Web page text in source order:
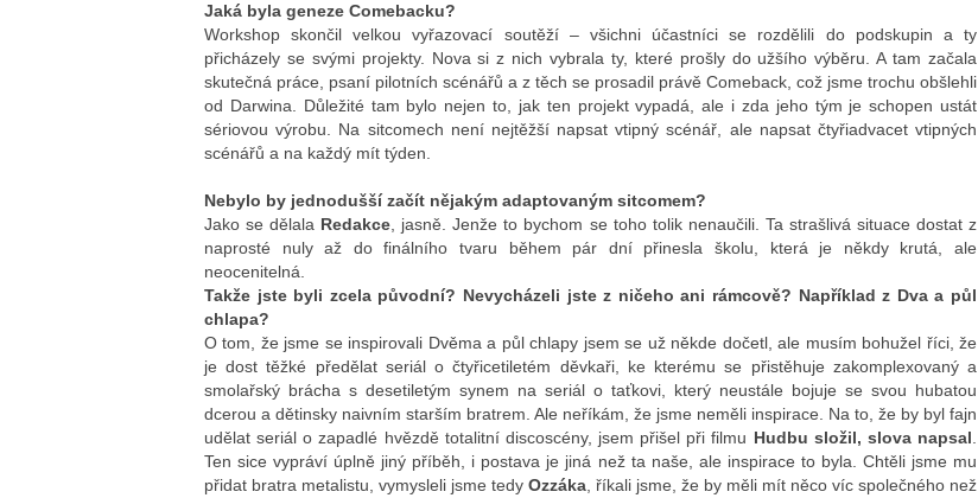
Jaká byla geneze Comebacku?
Workshop skončil velkou vyřazovací soutěží – všichni účastníci se rozdělili do podskupin a ty
přicházely se svými projekty. Nova si z nich vybrala ty, které prošly do užšího výběru. A tam začala
skutečná práce, psaní pilotních scénářů a z těch se prosadil právě Comeback, což jsme trochu obšlehli
od Darwina. Důležité tam bylo nejen to, jak ten projekt vypadá, ale i zda jeho tým je schopen ustát
sériovou výrobu. Na sitcomech není nejtěžší napsat vtipný scénář, ale napsat čtyřiadvacet vtipných
scénářů a na každý mít týden.
Nebylo by jednodušší začít nějakým adaptovaným sitcomem?
Jako se dělala Redakce , jasně. Jenže to bychom se toho tolik nenaučili. Ta strašlivá situace dostat z
naprosté nuly až do finálního tvaru během pár dní přinesla školu, která je někdy krutá, ale
neocenitelná.
Takže jste byli zcela původní? Nevycházeli jste z ničeho ani rámcově? Například z Dva a půl
chlapa?
O tom, že jsme se inspirovali Dvěma a půl chlapy jsem se už někde dočetl, ale musím bohužel říci, že
je dost těžké předělat seriál o čtyřicetiletém děvkaři, ke kterému se přistěhuje zakomplexovaný a
smolařský brácha s desetiletým synem na seriál o taťkovi, který neustále bojuje se svou hubatou
dcerou a dětinsky naivním starším bratrem. Ale neříkám, že jsme neměli inspirace. Na to, že by byl fajn
udělat seriál o zapadlé hvězdě totalitní discoscény, jsem přišel při filmu Hudbu složil, slova napsal
Ten sice vypráví úplně jiný příběh, i postava je jiná než ta naše, ale inspirace to byla. Chtěli jsme mu
přidat bratra metalistu, vymysleli jsme tedyOzzáka , říkali jsme, že by měli mít něco víc společného než